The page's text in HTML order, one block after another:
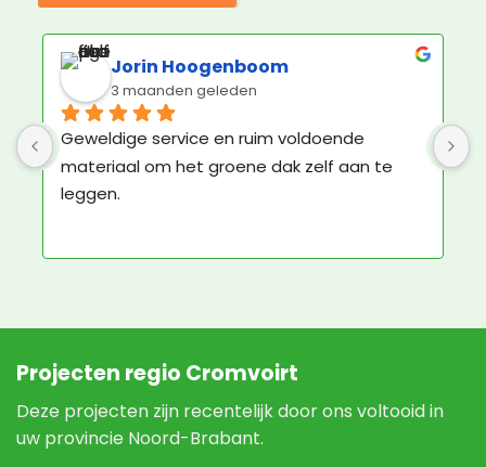
Jorin Hoogenboom
3 maanden geleden
Geweldige service en ruim voldoende
materiaal om het groene dak zelf aan te
leggen.
Projecten regio Cromvoirt
Deze projecten zijn recentelijk door ons voltooid in
uw provincie Noord-Brabant.